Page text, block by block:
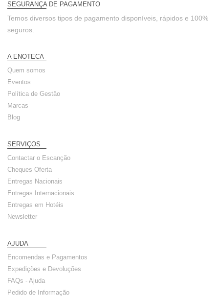
SEGURANÇA DE PAGAMENTO
Temos diversos tipos de pagamento disponíveis, rápidos e 100%
seguros.
A ENOTECA
Quem somos
Eventos
Política de Gestão
Marcas
Blog
SERVIÇOS
Contactar o Escanção
Cheques Oferta
Entregas Nacionais
Entregas Internacionais
Entregas em Hotéis
Newsletter
AJUDA
Encomendas e Pagamentos
Expedições e Devoluções
FAQs - Ajuda
Pedido de Informação